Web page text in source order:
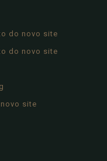
do novo site
do novo site
site